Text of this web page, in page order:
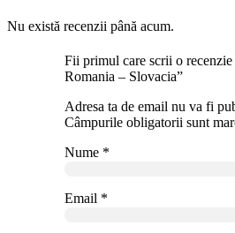
Nu există recenzii până acum.
Fii primul care scrii o
Romania – Slovacia”
Adresa ta de email nu va fi
Câmpurile obligatorii sunt
Nume *
Email *